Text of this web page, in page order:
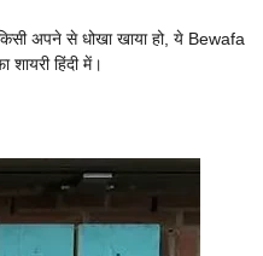
अपने से धोखा खाया हो, ये Bewafa
हिंदी में।